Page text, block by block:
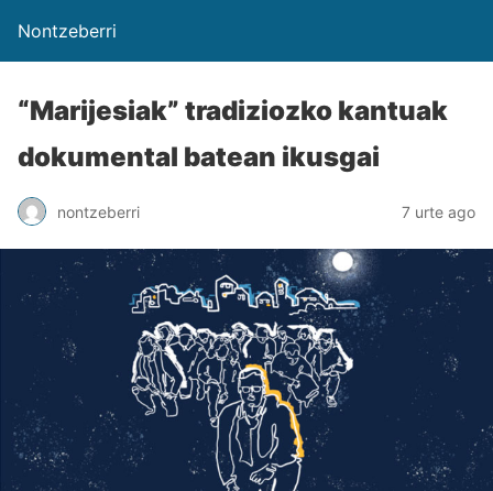
Nontzeberri
“Marijesiak” tradiziozko kantuak
dokumental batean ikusgai
nontzeberri 7 urte ago